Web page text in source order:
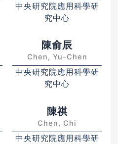
中央研究院應用科學研
究中心
陳俞辰
Chen, Yu-Chen
中央研究院應用科學研
究中心
陳祺
Chen, Chi
中央研究院應用科學研